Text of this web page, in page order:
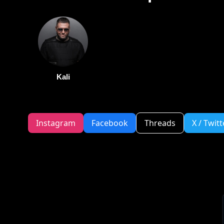
Kali
Instagram Facebook Threads X /